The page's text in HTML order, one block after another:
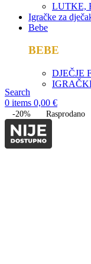
LUTKE,
Igračke za
Bebe
BEBE
DJEČJE
Search
0 items 0,00 €
-20% Rasprodano